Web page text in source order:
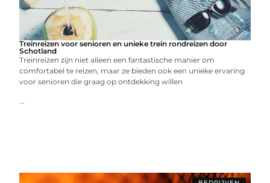
Treinreizen voor senioren en unieke trein rondreizen door
Schotland
Treinreizen zijn niet alleen een fantastische manier om
comfortabel te reizen, maar ze bieden ook een unieke ervaring
voor senioren die graag op ontdekking willen
...